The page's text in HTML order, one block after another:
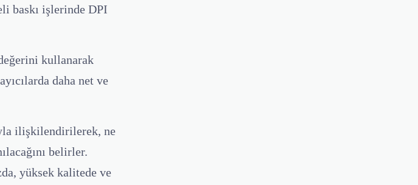
baskı işlerinde DPI
kullanarak
daha net ve
ilişkilendirilerek, ne
belirler.
yüksek kalitede ve